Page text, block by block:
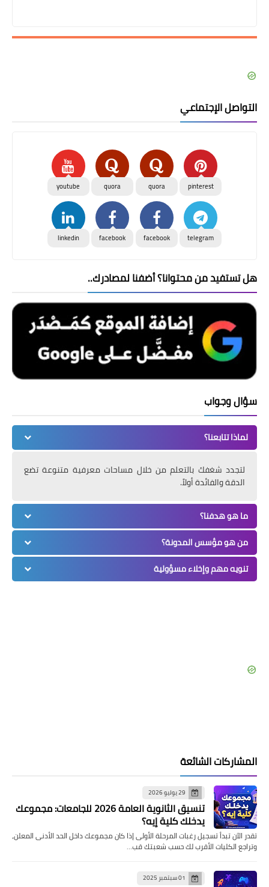
التواصل الإجتماعي
pinterest
quora
quora
youtube
telegram
facebook
facebook
linkedin
هل تستفيد من محتوانا؟ أضفنا لمصادرك..
سؤال وجواب
لماذا تتابعنا؟
لتجدد شغفك بالتعلم من خلال مساحات معرفية متنوعة تضع
الدقة والفائدة أولاً.
ما هو هدفنا؟
من هو مؤسس المدونة؟
تنويه مهم وإخلاء مسؤولية
المشاركات الشائعة
29 يوليو 2026
تنسيق الثانوية العامة 2026 للجامعات: مجموعك
يدخلك كلية إيه؟
تقدر الآن تبدأ تسجيل رغبات المرحلة الأولى إذا كان مجموعك داخل الحد الأدنى المعلن،
وتراجع الكليات الأقرب لك حسب شعبتك قب…
01 سبتمبر 2025